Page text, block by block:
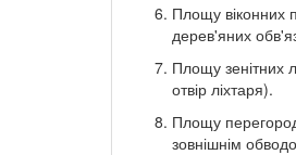
Площу віконних
дерев'яних
Площу зенітних
отвір ліхтаря).
Площу
зовнішнім